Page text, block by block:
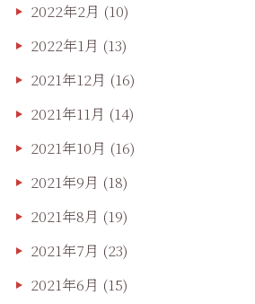
2022年2月 (10)
2022年1月 (13)
2021年12月 (16)
2021年11月 (14)
2021年10月 (16)
2021年9月 (18)
2021年8月 (19)
2021年7月 (23)
2021年6月 (15)